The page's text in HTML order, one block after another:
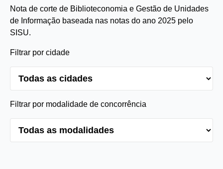
Nota de corte de Biblioteconomia e Gestão de Unidades
de Informação baseada nas notas do ano 2025 pelo
SISU.
Filtrar por cidade
Filtrar por modalidade de concorrência